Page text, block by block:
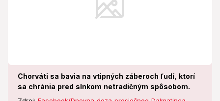
Chorváti sa bavia na vtipných záberoch ľudí, ktorí
sa chránia pred slnkom netradičným spôsobom.